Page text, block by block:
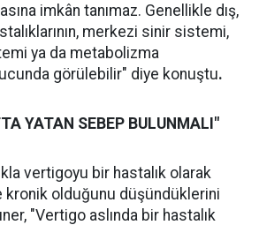
imkân tanımaz. Genellikle dış,
merkezi sinir sistemi,
ya da metabolizma
görülebilir" diye konuştu.
YATAN SEBEP BULUNMALI"
vertigoyu bir hastalık olarak
kronik olduğunu düşündüklerini
"Vertigo aslında bir hastalık